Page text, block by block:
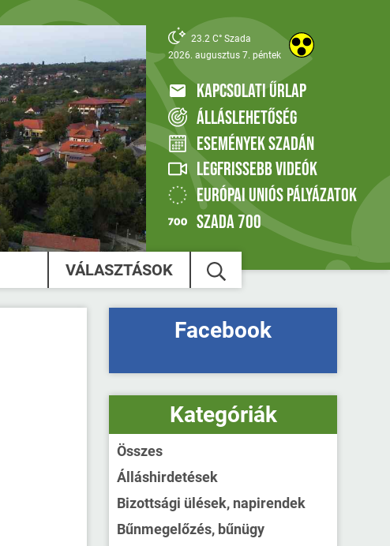
23.2 C° Szada
2026. augusztus 7. péntek
KAPCSOLATI ŰRLAP
ÁLLÁSLEHETŐSÉG
ESEMÉNYEK SZADÁN
LEGFRISSEBB VIDEÓK
EURÓPAI UNIÓS PÁLYÁZATOK
SZADA 700
VÁLASZTÁSOK
Facebook
Kategóriák
Összes
Álláshirdetések
Bizottsági ülések, napirendek
Bűnmegelőzés, bűnügy